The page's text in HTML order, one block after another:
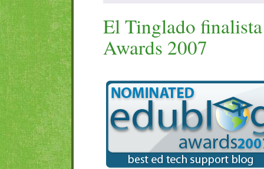
El Tinglado
Awards 2007